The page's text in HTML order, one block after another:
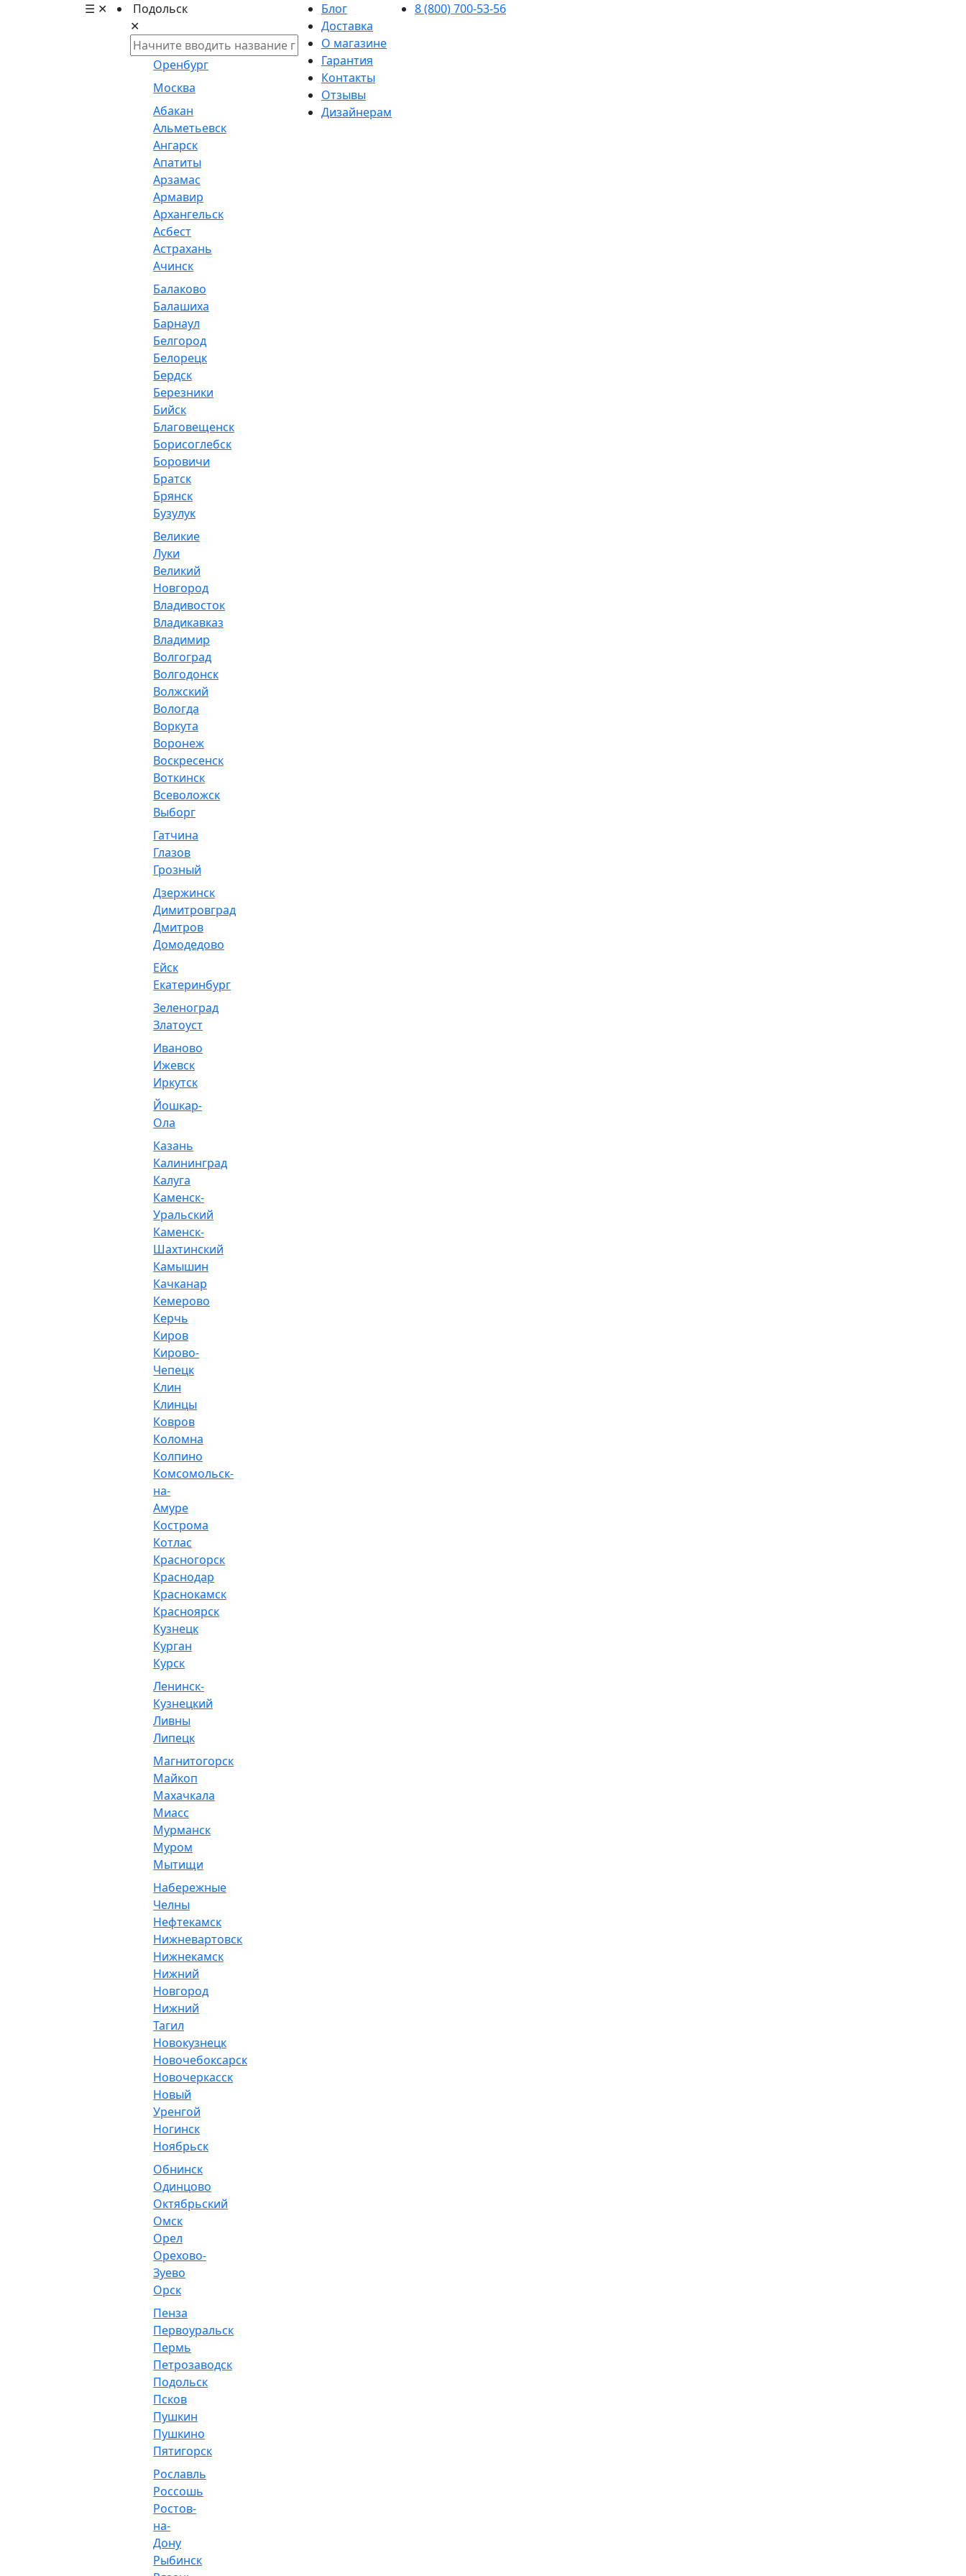
☰ ✕
Подольск
✕
Оренбург
Москва
Абакан
Альметьевск
Ангарск
Апатиты
Арзамас
Армавир
Архангельск
Асбест
Астрахань
Ачинск
Балаково
Балашиха
Барнаул
Белгород
Белорецк
Бердск
Березники
Бийск
Благовещенск
Борисоглебск
Боровичи
Братск
Брянск
Бузулук
Великие
Луки
Великий
Новгород
Владивосток
Владикавказ
Владимир
Волгоград
Волгодонск
Волжский
Вологда
Воркута
Воронеж
Воскресенск
Воткинск
Всеволожск
Выборг
Гатчина
Глазов
Грозный
Дзержинск
Димитровград
Дмитров
Домодедово
Ейск
Екатеринбург
Зеленоград
Златоуст
Иваново
Ижевск
Иркутск
Йошкар-
Ола
Казань
Калининград
Калуга
Каменск-
Уральский
Каменск-
Шахтинский
Камышин
Качканар
Кемерово
Керчь
Киров
Кирово-
Чепецк
Клин
Клинцы
Ковров
Коломна
Колпино
Комсомольск-
на-
Амуре
Кострома
Котлас
Красногорск
Краснодар
Краснокамск
Красноярск
Кузнецк
Курган
Курск
Ленинск-
Кузнецкий
Ливны
Липецк
Магнитогорск
Майкоп
Махачкала
Миасс
Мурманск
Муром
Мытищи
Набережные
Челны
Нефтекамск
Нижневартовск
Нижнекамск
Нижний
Новгород
Нижний
Тагил
Новокузнецк
Новочебоксарск
Новочеркасск
Новый
Уренгой
Ногинск
Ноябрьск
Обнинск
Одинцово
Октябрьский
Омск
Орел
Орехово-
Зуево
Орск
Пенза
Первоуральск
Пермь
Петрозаводск
Подольск
Псков
Пушкин
Пушкино
Пятигорск
Рославль
Россошь
Ростов-
на-
Дону
Рыбинск
Блог
Доставка
О магазине
Гарантия
Контакты
Отзывы
Дизайнерам
8 (800) 700-53-56